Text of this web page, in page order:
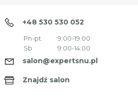
+48 530 530 052
Pn-pt
9:00-19:00
Sb
9:00-14:00
salon@expertsnu.pl
Znajdź salon